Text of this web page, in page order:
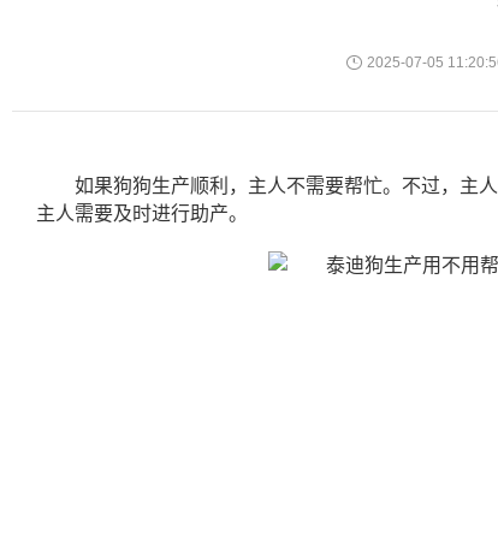
2025-07-05
如果狗狗生产顺利，主人不需要帮忙。不过，主
主人需要及时进行助产。